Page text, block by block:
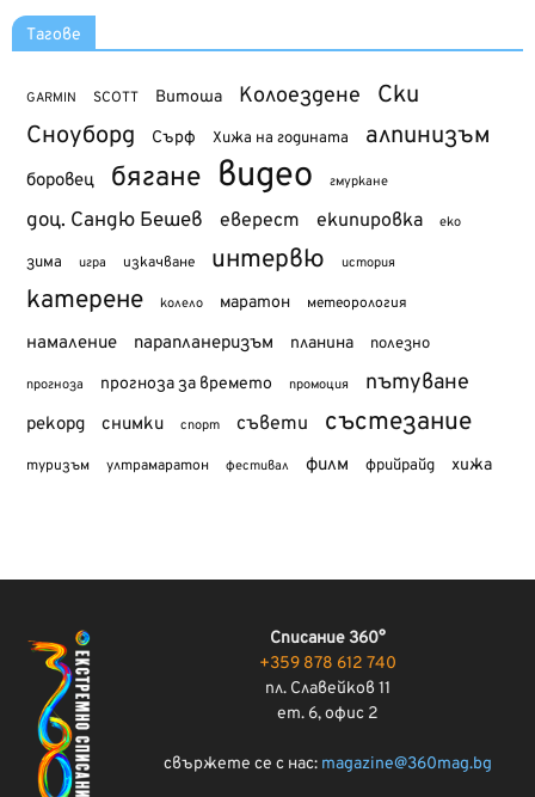
Тагове
GARMIN SCOTT Витоша Колоездене Ски
Сноуборд Сърф Хижа на годината алпинизъм
боровец бягане видео гмуркане
доц. Сандю Бешев еверест екипировка еко
зима игра изкачване интервю история
катерене колело маратон метеорология
намаление парапланеризъм планина полезно
прогноза прогноза за времето промоция пътуване
рекорд снимки спорт съвети състезание
туризъм ултрамаратон фестивал филм фрийрайд хижа
Списание 360°
+359 878 612 740
пл. Славейков 11
ет. 6, офис 2
свържете се с нас: magazine@360mag.bg